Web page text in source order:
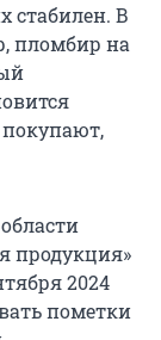
стабилен. В
пломбир на
продукция»
2024
пометки